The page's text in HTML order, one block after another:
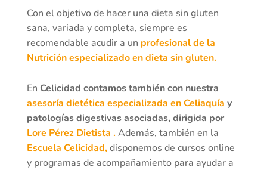
Con el objetivo de hacer una dieta sin gluten
sana, variada y completa, siempre es
recomendable acudir a un profesional de la
Nutrición especializado en dieta sin gluten.
En Celicidad contamos también con nuestra
asesoría dietética especializada en Celiaquía y
patologías digestivas asociadas, dirigida por
Lore Pérez Dietista .Además, también en la
Escuela Celicidad,disponemos de cursos online
y programas de acompañamiento para ayudar a